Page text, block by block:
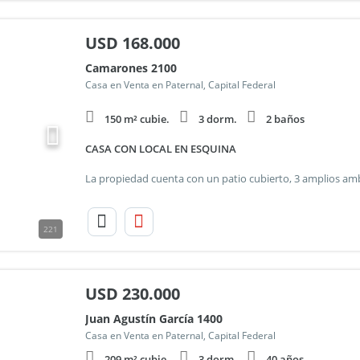
221
USD 168.000
Camarones 2100
Casa en Venta en Paternal, Capital Federal
150 m² cubie. 3 dorm. 2 baños
CASA CON LOCAL EN ESQUINA
USD 230.000
Juan Agustín García 1400
Casa en Venta en Paternal, Capital Federal